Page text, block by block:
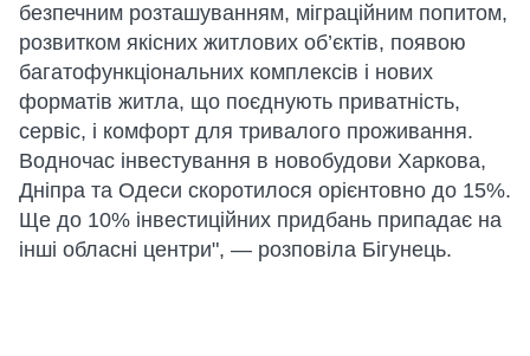
безпечним розташуванням, міграційним попитом,
розвитком якісних житлових об’єктів, появою
багатофункціональних комплексів і нових
форматів житла, що поєднують приватність,
сервіс, і комфорт для тривалого проживання.
Водночас інвестування в новобудови Харкова,
Дніпра та Одеси скоротилося орієнтовно до 15%.
Ще до 10% інвестиційних придбань припадає на
інші обласні центри", — розповіла Бігунець.